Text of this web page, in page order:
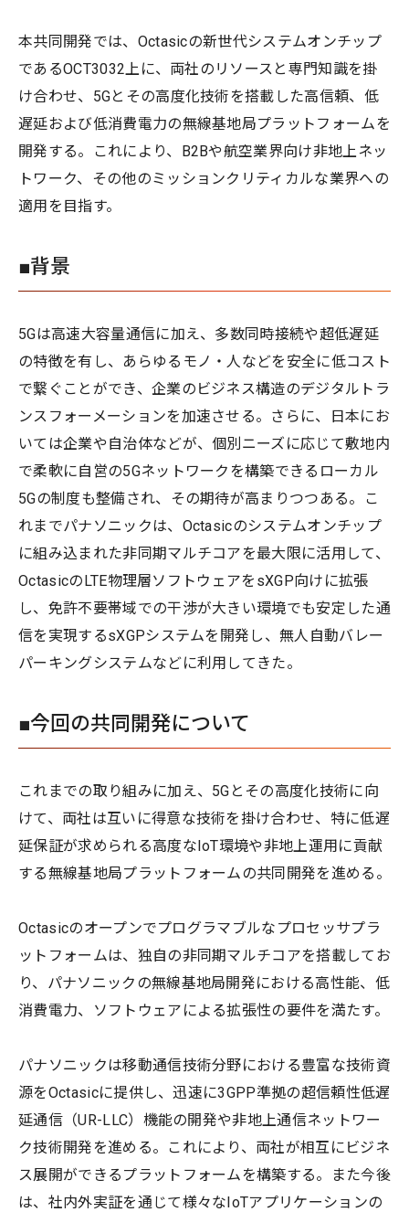
本共同開発では、Octasicの新世代システムオンチップ
であるOCT3032上に、両社のリソースと専門知識を掛
け合わせ、5Gとその高度化技術を搭載した高信頼、低
遅延および低消費電力の無線基地局プラットフォームを
開発する。これにより、B2Bや航空業界向け非地上ネッ
トワーク、その他のミッションクリティカルな業界への
適用を目指す。
■背景
5Gは高速大容量通信に加え、多数同時接続や超低遅延
の特徴を有し、あらゆるモノ・人などを安全に低コスト
で繋ぐことができ、企業のビジネス構造のデジタルトラ
ンスフォーメーションを加速させる。さらに、日本にお
いては企業や自治体などが、個別ニーズに応じて敷地内
で柔軟に自営の5Gネットワークを構築できるローカル
5Gの制度も整備され、その期待が高まりつつある。こ
れまでパナソニックは、Octasicのシステムオンチップ
に組み込まれた非同期マルチコアを最大限に活用して、
OctasicのLTE物理層ソフトウェアをsXGP向けに拡張
し、免許不要帯域での干渉が大きい環境でも安定した通
信を実現するsXGPシステムを開発し、無人自動バレー
パーキングシステムなどに利用してきた。
■今回の共同開発について
これまでの取り組みに加え、5Gとその高度化技術に向
けて、両社は互いに得意な技術を掛け合わせ、特に低遅
延保証が求められる高度なIoT環境や非地上運用に貢献
する無線基地局プラットフォームの共同開発を進める。
Octasicのオープンでプログラマブルなプロセッサプラ
ットフォームは、独自の非同期マルチコアを搭載してお
り、パナソニックの無線基地局開発における高性能、低
消費電力、ソフトウェアによる拡張性の要件を満たす。
パナソニックは移動通信技術分野における豊富な技術資
源をOctasicに提供し、迅速に3GPP準拠の超信頼性低遅
延通信（UR-LLC）機能の開発や非地上通信ネットワー
ク技術開発を進める。これにより、両社が相互にビジネ
ス展開ができるプラットフォームを構築する。また今後
は、社内外実証を通じて様々なIoTアプリケーションの